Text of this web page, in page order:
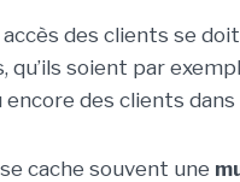
des clients se
soient par
des clients
cache souvent une